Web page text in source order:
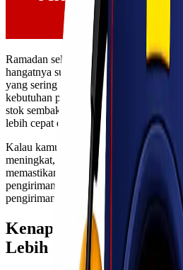
Ramadan selalu menjadi momen yang
hangatnya suasana sahur dan berbuka,
yang sering dihadapi banyak bisnis
kebutuhan pengiriman. Mulai dari
stok sembako, hingga perlengkapan
lebih cepat dari biasanya.
Kalau kamu pelaku bisnis, pasti sudah
meningkat, permintaan mendadak
memastikan barang sampai tepat
pengiriman menjadi krusial. Untuk
pengiriman kebutuhanmu berjalan
Kenapa Pengiriman
Lebih Menantang?